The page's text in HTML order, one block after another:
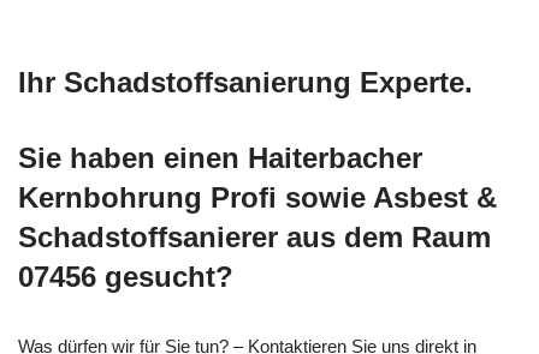
Ihr Schadstoffsanierung Experte.
Sie haben einen Haiterbacher
Kernbohrung Profi sowie Asbest &
Schadstoffsanierer aus dem Raum
07456 gesucht?
Was dürfen wir für Sie tun? – Kontaktieren Sie uns direkt in